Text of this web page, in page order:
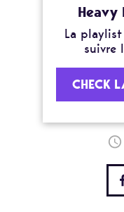
Heavy
La
suivre
CHECK